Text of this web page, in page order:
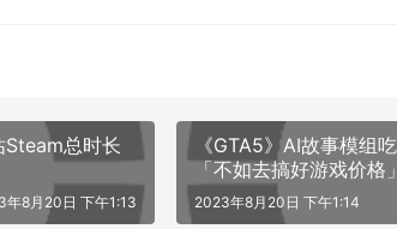
还在「蒙格温王朝」地图利用弓箭吸引乌
播。
wasted an entire day farming 4 mil
总时长
年8月20日 下午1:13
《GTA5》AI故事模组
「不如去搞好游戏价格」
2023年8月20日 下午1:14